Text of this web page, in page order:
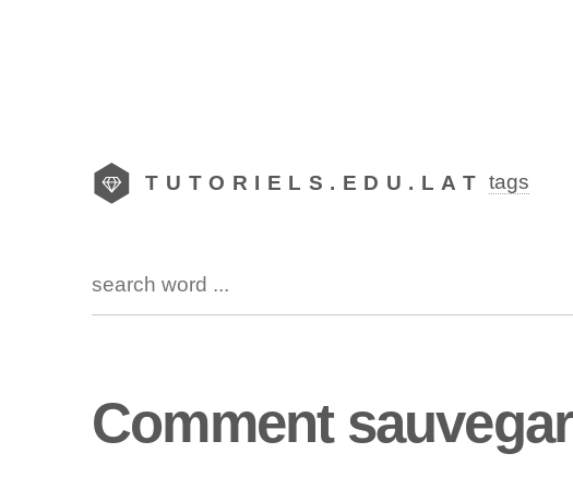
TUTORIELS.EDU.LAT tags
Comment